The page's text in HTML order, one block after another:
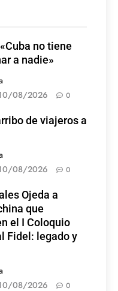
no tiene
a nadie»
08/2026 0
de viajeros a
08/2026 0
Ojeda a
que
el I Coloquio
Fidel: legado y
08/2026 0